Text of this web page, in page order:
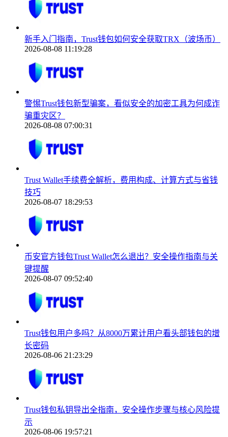
新手入门指南，Trust钱包如何安全获取TRX（波场币）
2026-08-08 11:19:28
警惕Trust钱包新型骗案，看似安全的加密工具为何成诈
骗重灾区？
2026-08-08 07:00:31
Trust Wallet手续费全解析，费用构成、计算方式与省钱
技巧
2026-08-07 18:29:53
币安官方钱包Trust Wallet怎么退出？安全操作指南与关
键提醒
2026-08-07 09:52:40
Trust钱包用户多吗？从8000万累计用户看头部钱包的增
长密码
2026-08-06 21:23:29
Trust钱包私钥导出全指南，安全操作步骤与核心风险提
示
2026-08-06 19:57:21